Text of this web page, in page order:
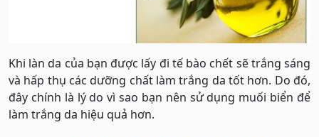
Khi làn da của bạn được lấy đi tế bào chết sẽ trắng sáng
và hấp thụ các dưỡng chất làm trắng da tốt hơn. Do đó,
đây chính là lý do vì sao bạn nên sử dụng muối biển để
làm trắng da hiệu quả hơn.